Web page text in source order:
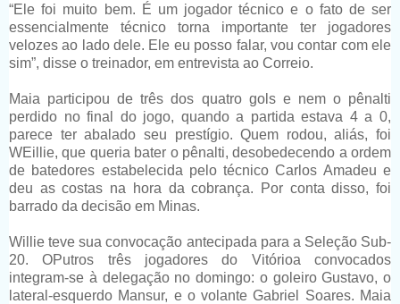
“Ele foi muito bem. É um jogador técnico e o fato de ser
essencialmente técnico torna importante ter jogadores
velozes ao lado dele. Ele eu posso falar, vou contar com ele
sim”, disse o treinador, em entrevista ao Correio.
Maia participou de três dos quatro gols e nem o pênalti
perdido no final do jogo, quando a partida estava 4 a 0,
parece ter abalado seu prestígio. Quem rodou, aliás, foi
WEillie, que queria bater o pênalti, desobedecendo a ordem
de batedores estabelecida pelo técnico Carlos Amadeu e
deu as costas na hora da cobrança. Por conta disso, foi
barrado da decisão em Minas.
Willie teve sua convocação antecipada para a Seleção Sub-
20. OPutros três jogadores do Vitórioa convocados
integram-se à delegação no domingo: o goleiro Gustavo, o
lateral-esquerdo Mansur, e o volante Gabriel Soares. Maia